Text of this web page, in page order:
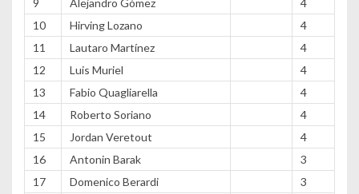
10
Hirving Lozano
4
11
Lautaro Martínez
4
12
Luis Muriel
4
13
Fabio Quagliarella
4
14
Roberto Soriano
4
15
Jordan Veretout
4
16
Antonin Barak
3
17
Domenico Berardi
3